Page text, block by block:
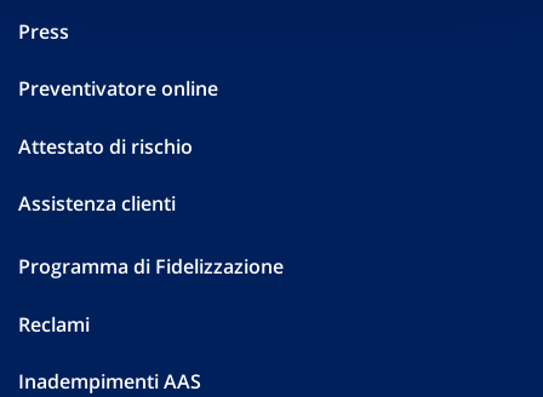
Press
Preventivatore online
Attestato di rischio
Assistenza clienti
Programma di Fidelizzazione
Reclami
Inadempimenti AAS